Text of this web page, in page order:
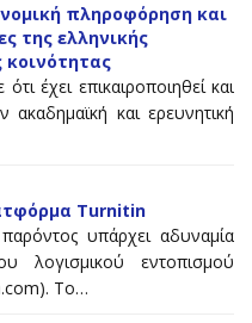
πληροφόρηση και
της ελληνικής
κοινότητας
έχει επικαιροποιηθεί και
και ερευνητική
Turnitin
υπάρχει αδυναμία
λογισμικού εντοπισμού
Το…